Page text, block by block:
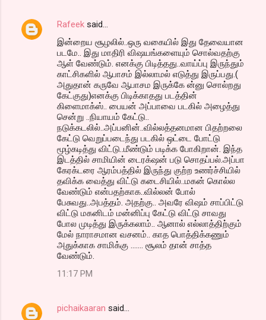
Rafeek said…
இன்றைய சூழலில்..ஒரு வகையில் இது தேவையான
படமே.. இது மாதிரி விஷயங்களையும் சொல்வதற்கு
ஆள் வேண்டும். எனக்கு பிடித்தது..வாய்ப்பு இருந்தும்
காட்சிகளில் ஆபாசம் இல்லாமல் எடுத்து இருப்பது.(
அதுதான் கருவே ஆபாசம இருக்கே ன்னு சொல்றது
கேட்குது)எனக்கு பிடிக்காதது படத்தின்
கிளைமாக்ஸ்.. பையன் அப்பாவை படகில் அழைத்து
சென்று ..நியாயம் கேட்டு..
நடுக்கடலில்..அப்பனின்..வில்லத்தனமான பிதற்றலை
கேட்டு வெறுப்படைந்து படகில் ஒட்டை போட்டு
மூழ்கடித்து விட்டு..மீண்டும் படிக்க போகிறான். இந்த
இடத்தில் சாமியின் டைரக்‌ஷன் படு சொதப்பல்.அப்பா
கேரக்டரை ஆரம்பத்தில் இருந்து குற்ற உணர்ச்சியில்
தவிக்க வைத்து விட்டு கடைசியில்..மகன் கொல்ல
வேண்டும் என்பதற்காக..வில்லன் போல்
பேசுவது..அபத்தம். அதற்கு.. அவரே விஷம் சாப்பிட்டு
விட்டு மகனிடம் மன்னிப்பு கேட்டு விட்டு சாவது
போல முடித்து இருக்கலாம்.. ஆனால் எல்லாத்திற்கும்
மேல் நாராசமான வசனம்.. காத பொத்திக்கணும்
அதுக்காக சாமிக்கு ....... சூலம் தான் சாத்த
வேண்டும்.
11:17 PM
pichaikaaran said…